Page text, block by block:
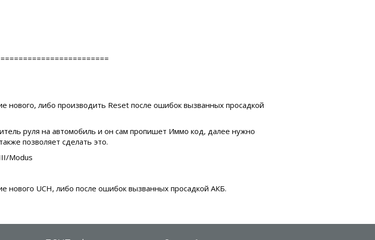
нового, либо производить Reset после ошибок вызванных просадкой
руля на автомобиль и он сам пропишет Иммо код, далее нужно
позволяет сделать это.
Modus
нового UCH, либо после ошибок вызванных просадкой АКБ.